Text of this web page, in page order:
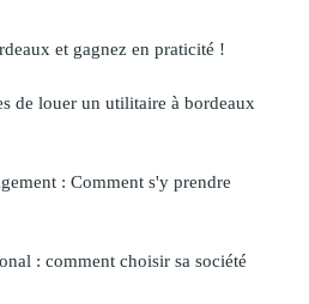
et gagnez en praticité !
de louer un utilitaire à bordeaux
: Comment s'y prendre
: comment choisir sa société